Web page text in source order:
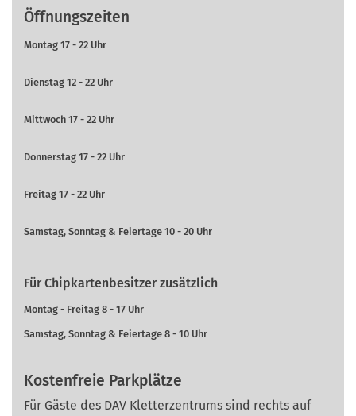
Öffnungszeiten
Montag 17 - 22 Uhr
Dienstag 12 - 22 Uhr
Mittwoch 17 - 22 Uhr
Donnerstag 17 - 22 Uhr
Freitag 17 - 22 Uhr
Samstag, Sonntag & Feiertage 10 - 20 Uhr
Für Chipkartenbesitzer zusätzlich
Montag - Freitag 8 - 17 Uhr
Samstag, Sonntag & Feiertage 8 - 10 Uhr
Kostenfreie Parkplätze
Für Gäste des DAV Kletterzentrums sind rechts auf